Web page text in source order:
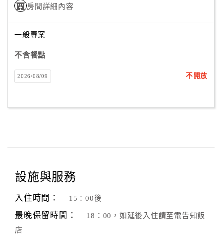
案
店
作
作
旅
伴
劃
房間詳細內容
一般專案
不含餐點
2026/08/09 不開放
設施與服務
入住時間： 15：00後
最晚保留時間：
18：00，如延後入住請至電告知飯
店